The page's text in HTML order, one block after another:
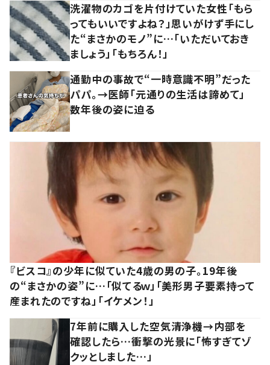
洗濯物のカゴを片付けていた女性「もら
ってもいいですよね？」思いがけず手にし
た“まさかのモノ”に…「いただいておき
ましょう」「もちろん！」
通勤中の事故で“一時意識不明”だった
パパ。→医師「元通りの生活は諦めて」
数年後の姿に迫る
『ビスコ』の少年に似ていた4歳の男の子。19年後
の“まさかの姿”に…「似てるｗ」「美形男子要素持って
産まれたのですね」「イケメン！」
7年前に購入した空気清浄機→内部を
確認したら…衝撃の光景に「怖すぎてゾ
クッとしました…」